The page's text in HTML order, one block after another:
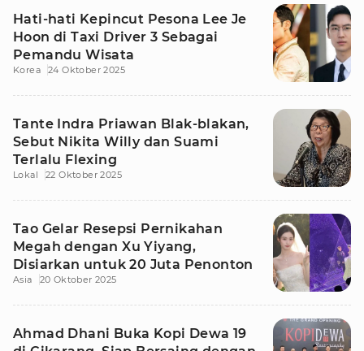
Hati-hati Kepincut Pesona Lee Je
Hoon di Taxi Driver 3 Sebagai
Pemandu Wisata
Korea 24 Oktober 2025
Tante Indra Priawan Blak-blakan,
Sebut Nikita Willy dan Suami
Terlalu Flexing
Lokal 22 Oktober 2025
Tao Gelar Resepsi Pernikahan
Megah dengan Xu Yiyang,
Disiarkan untuk 20 Juta Penonton
Asia 20 Oktober 2025
Ahmad Dhani Buka Kopi Dewa 19